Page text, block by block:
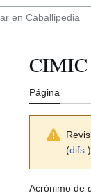
CIMIC
Página
(difs. )
Acrónimo de